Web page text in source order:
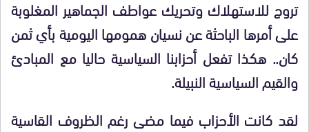
تروج للاستهلاك وتحريك عواطف الجماهير المغلوبة
على أمرها الباحثة عن نسيان همومها اليومية بأي ثمن
كان.. هكذا تفعل أحزابنا السياسية حاليا مع المبادئ
والقيم السياسية النبيلة.
لقد كانت الأحزاب فيما مضى رغم الظروف القاسية